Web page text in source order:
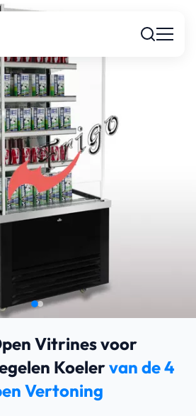
Vitrines voor
Koelervan de 4
Vertoning